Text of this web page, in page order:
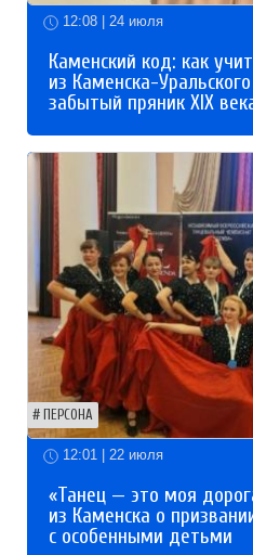
12:08 | 24 июля
Каменский код: как
из Каменска-
забытый пряник XIX
ПЕРСОНА
12:01 | 22 июля
«Танец — это моя
из Каменска о
с особенными детьми